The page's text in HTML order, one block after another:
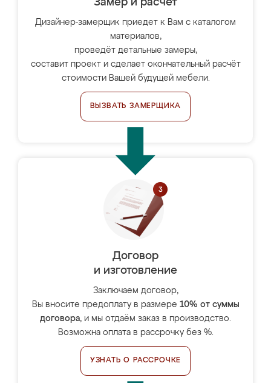
Замер и расчет
Дизайнер-замерщик приедет к Вам с каталогом
материалов,
проведёт детальные замеры,
составит проект и сделает окончательный расчёт
стоимости Вашей будущей мебели.
ВЫЗВАТЬ ЗАМЕРЩИКА
Договор
и изготовление
Заключаем договор,
Вы вносите предоплату в размере 10% от суммы
договора, и мы отдаём заказ в производство.
Возможна оплата в рассрочку без %.
УЗНАТЬ О РАССРОЧКЕ